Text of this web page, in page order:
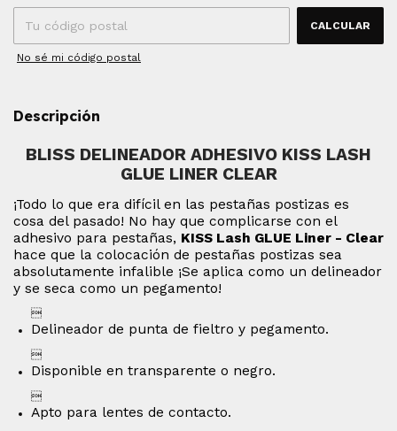
CALCULAR
No sé mi código postal
Descripción
BLISS DELINEADOR ADHESIVO KISS LASH
GLUE LINER CLEAR
¡Todo lo que era difícil en las pestañas postizas es
cosa del pasado! No hay que complicarse con el
adhesivo para pestañas, KISS Lash GLUE Liner - Clear
hace que la colocación de pestañas postizas sea
absolutamente infalible ¡Se aplica como un delineador
y se seca como un pegamento!

Delineador de punta de fieltro y pegamento.

Disponible en transparente o negro.

Apto para lentes de contacto.